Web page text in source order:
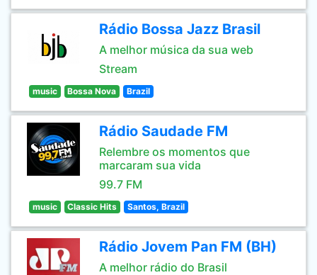
Rádio Bossa Jazz Brasil
A melhor música da sua web
Stream
music Bossa Nova Brazil
Rádio Saudade FM
Relembre os momentos que
marcaram sua vida
99.7 FM
music Classic Hits Santos, Brazil
Rádio Jovem Pan FM (BH)
A melhor rádio do Brasil